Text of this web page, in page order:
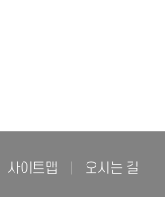
사이트맵 오시는 길